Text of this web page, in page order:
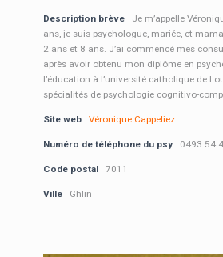
Description brève
Je m’appelle
ans, je suis psychologue, mariée, et
2 ans et 8 ans. J’ai commencé mes
après avoir obtenu mon diplôme en
l’éducation à l’université catholique de
spécialités de psychologie cognitivo-
Site web Véronique Cappeliez
Numéro de téléphone du psy 0493 54
Code postal 7011
Ville Ghlin